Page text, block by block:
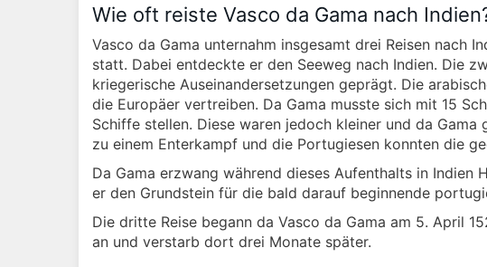
Wie oft reiste Vasco da Gama nach
Vasco da Gama unternahm insgesamt drei Reisen nach
statt. Dabei entdeckte er den Seeweg nach Indien. Die
kriegerische Auseinandersetzungen geprägt. Die
die Europäer vertreiben. Da Gama musste sich mit 15
Schiffe stellen. Diese waren jedoch kleiner und da
zu einem Enterkampf und die Portugiesen konnten die
Da Gama erzwang während dieses Aufenthalts in
er den Grundstein für die bald darauf beginnende
Die dritte Reise begann da Vasco da Gama am 5. April
an und verstarb dort drei Monate später.